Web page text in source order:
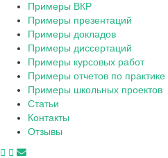
Примеры ВКР
Примеры презентаций
Примеры докладов
Примеры диссертаций
Примеры курсовых работ
Примеры отчетов по практике
Примеры школьных проектов
Статьи
Контакты
Отзывы